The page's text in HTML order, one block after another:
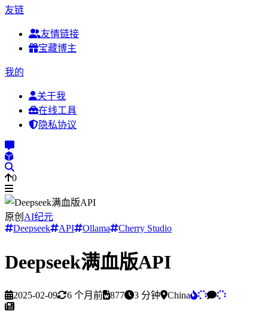
友链
友情链接
宝藏博主
我的
关于我
在线工具
隐私协议
0
原创 AI纪元
Deepseek
API Ollama Cherry Studio
Deepseek满血版API
2025-02-09 6 个月前 877 3 分钟 China